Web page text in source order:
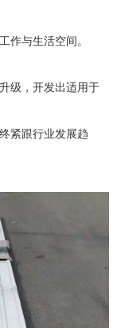
作与生活空间。
级，开发出适用于
紧跟行业发展趋